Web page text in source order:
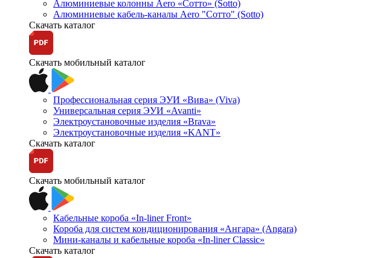
Алюминиевые колонны Aero «Сотто» (Sotto)
Алюминиевые кабель-каналы Aero "Сотто" (Sotto)
Скачать каталог
Скачать мобильный каталог
Профессиональная серия ЭУИ «Вива» (Viva)
Универсальная серия ЭУИ «Avanti»
Электроустановочные изделия «Brava»
Электроустановочные изделия «KANT»
Скачать каталог
Скачать мобильный каталог
Кабельные короба «In-liner Front»
Короба для систем кондиционирования «Ангара» (Angara)
Мини-каналы и кабельные короба «In-liner Classic»
Скачать каталог